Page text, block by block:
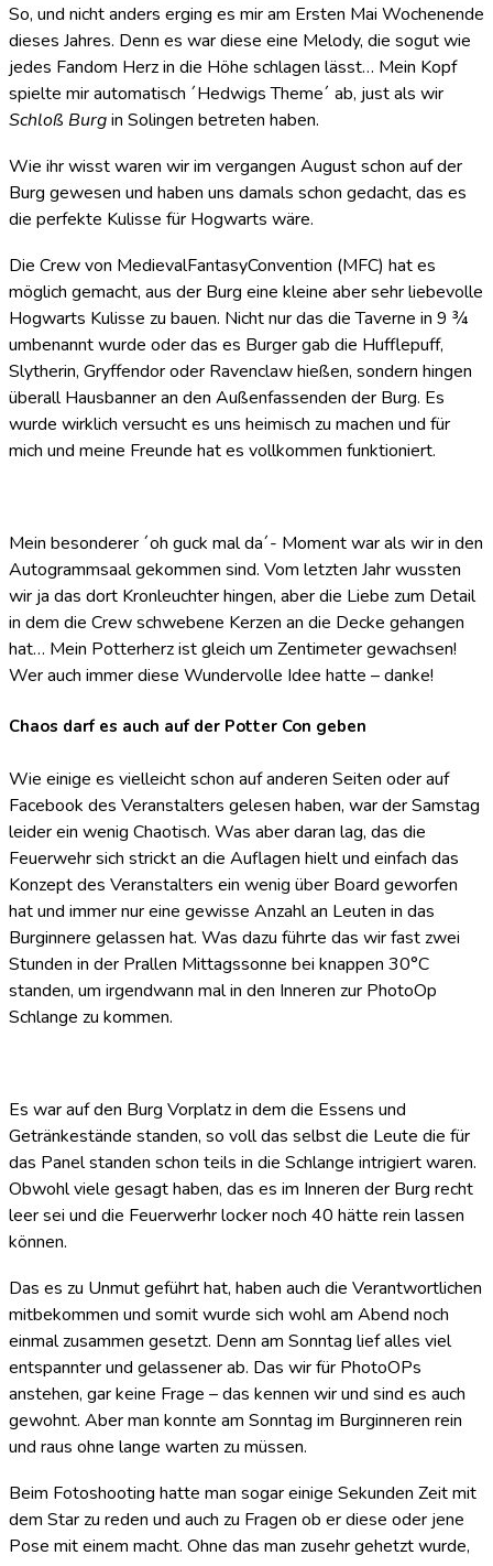
So, und nicht anders erging es mir am Ersten Mai Wochenende
dieses Jahres. Denn es war diese eine Melody, die sogut wie
jedes Fandom Herz in die Höhe schlagen lässt… Mein Kopf
spielte mir automatisch ´Hedwigs Theme´ ab, just als wir
Schloß Burgin Solingen betreten haben.
Wie ihr wisst waren wir im vergangen August schon auf der
Burg gewesen und haben uns damals schon gedacht, das es
die perfekte Kulisse für Hogwarts wäre.
Die Crew von MedievalFantasyConvention (MFC) hat es
möglich gemacht, aus der Burg eine kleine aber sehr liebevolle
Hogwarts Kulisse zu bauen. Nicht nur das die Taverne in 9 ¾
umbenannt wurde oder das es Burger gab die Hufflepuff,
Slytherin, Gryffendor oder Ravenclaw hießen, sondern hingen
überall Hausbanner an den Außenfassenden der Burg. Es
wurde wirklich versucht es uns heimisch zu machen und für
mich und meine Freunde hat es vollkommen funktioniert.
Mein besonderer ´oh guck mal da´- Moment war als wir in den
Autogrammsaal gekommen sind. Vom letzten Jahr wussten
wir ja das dort Kronleuchter hingen, aber die Liebe zum Detail
in dem die Crew schwebene Kerzen an die Decke gehangen
hat… Mein Potterherz ist gleich um Zentimeter gewachsen!
Wer auch immer diese Wundervolle Idee hatte – danke!
Chaos darf es auch auf der Potter Con geben
Wie einige es vielleicht schon auf anderen Seiten oder auf
Facebook des Veranstalters gelesen haben, war der Samstag
leider ein wenig Chaotisch. Was aber daran lag, das die
Feuerwehr sich strickt an die Auflagen hielt und einfach das
Konzept des Veranstalters ein wenig über Board geworfen
hat und immer nur eine gewisse Anzahl an Leuten in das
Burginnere gelassen hat. Was dazu führte das wir fast zwei
Stunden in der Prallen Mittagssonne bei knappen 30°C
standen, um irgendwann mal in den Inneren zur PhotoOp
Schlange zu kommen.
Es war auf den Burg Vorplatz in dem die Essens und
Getränkestände standen, so voll das selbst die Leute die für
das Panel standen schon teils in die Schlange intrigiert waren.
Obwohl viele gesagt haben, das es im Inneren der Burg recht
leer sei und die Feuerwerhr locker noch 40 hätte rein lassen
können.
Das es zu Unmut geführt hat, haben auch die Verantwortlichen
mitbekommen und somit wurde sich wohl am Abend noch
einmal zusammen gesetzt. Denn am Sonntag lief alles viel
entspannter und gelassener ab. Das wir für PhotoOPs
anstehen, gar keine Frage – das kennen wir und sind es auch
gewohnt. Aber man konnte am Sonntag im Burginneren rein
und raus ohne lange warten zu müssen.
Beim Fotoshooting hatte man sogar einige Sekunden Zeit mit
dem Star zu reden und auch zu Fragen ob er diese oder jene
Pose mit einem macht. Ohne das man zusehr gehetzt wurde,